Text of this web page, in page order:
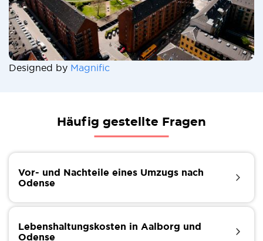
Designed by Magnific
Häufig gestellte Fragen
Vor- und Nachteile eines Umzugs nach
Odense
Odense hat eine kleinere internationale
kulturelles Erbe und zahlreiche Festivals und
Lebenshaltungskosten in Aalborg und
Odense